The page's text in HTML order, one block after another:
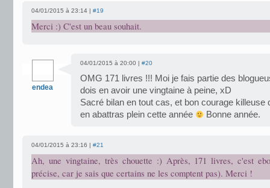
04/01/2015 à 23:14 | #19
Merci :) C'est un beau souhait.
endea
04/01/2015 à 20:00 | #20
OMG 171 livres !!! Moi je fais partie des
dois en avoir une vingtaine à peine, xD
Sacré bilan en tout cas, et bon courage killeuse
en abattras plein cette année
Bonne année.
04/01/2015 à 23:16 | #21
Ah, une vingtaine, très chouette :) Après, 171 livres, c'est
précise, car je sais que certains ne les comptent pas). Merci !